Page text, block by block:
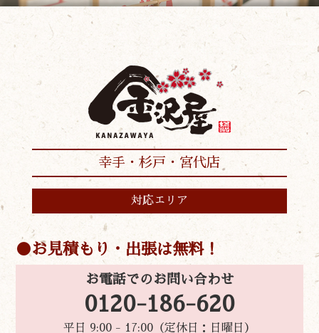
幸手・杉戸・宮代店
対応エリア
お見積もり・出張は無料！
お電話でのお問い合わせ
0120-186-620
平日 9:00 - 17:00（定休日：日曜日）